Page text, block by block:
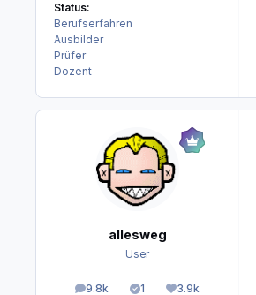
Status:
Berufserfahren
Ausbilder
Prüfer
Dozent
allesweg
User
9.8k
Beiträge 1
Lösungen3.9k
Reputation